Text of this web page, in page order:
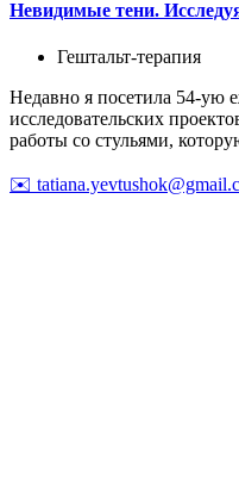
Невидимые тени.
Гештальт-терапия
Недавно я посетила 54-ую
исследовательских
работы со стульями,
✉️